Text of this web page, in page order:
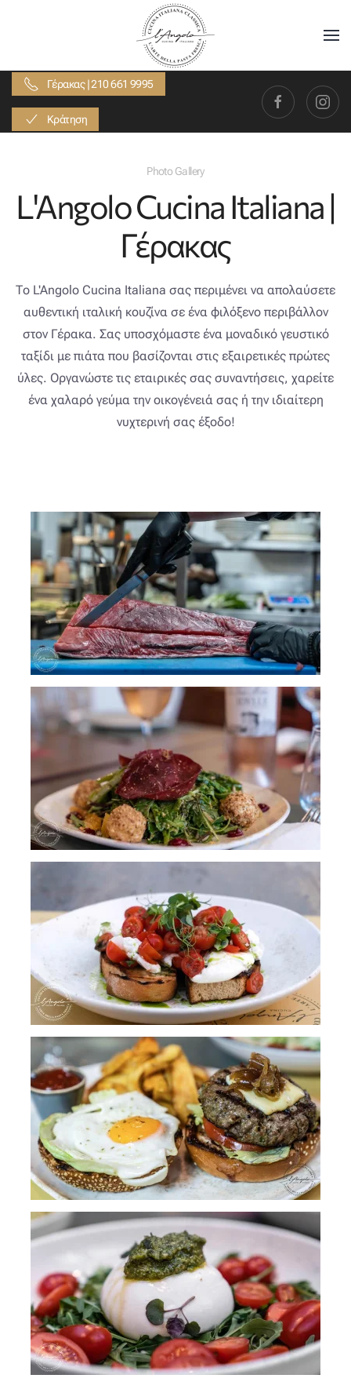
Skip to main content
Γέρακας | 210 661 9995
Κράτηση
Photo Gallery
L'Angolo Cucina Italiana |
Γέρακας
Το L'Angolo Cucina Italiana σας περιμένει να απολαύσετε
αυθεντική ιταλική κουζίνα σε ένα φιλόξενο περιβάλλον
στον Γέρακα. Σας υποσχόμαστε ένα μοναδικό γευστικό
ταξίδι με πιάτα που βασίζονται στις εξαιρετικές πρώτες
ύλες. Οργανώστε τις εταιρικές σας συναντήσεις, χαρείτε
ένα χαλαρό γεύμα την οικογένειά σας ή την ιδιαίτερη
νυχτερινή σας έξοδο!